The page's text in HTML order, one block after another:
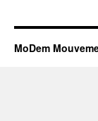
MoDem